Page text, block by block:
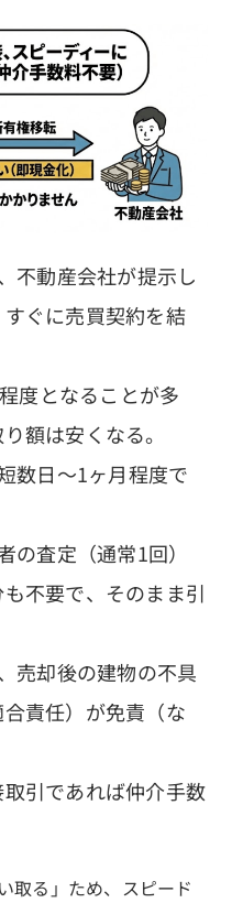
不動産会社が提示し
ぐに売買契約を結
度となることが多
額は安くなる。
数日〜1ヶ月程度で
の査定（通常1回）
不要で、そのまま引
売却後の建物の不具
責任）が免責（な
引であれば仲介手数
取る」ため、スピード